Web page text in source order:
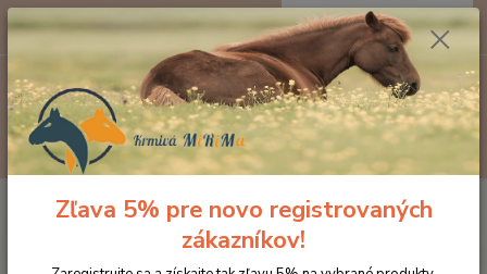
Menu
0ks
za0 €
Značka oblečenia MONTAR ZĽAVY!
Čelenky na uzdečky
MONTAR Clear crystal čierna
Zľava 5% pre novo registrovaných
zákazníkov!